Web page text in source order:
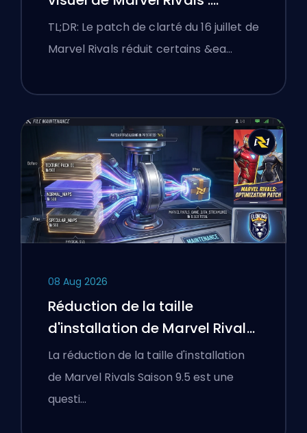
Meilleurs réglages compétitifs
après le patch du 16 juillet
TL;DR: Le patch de clarté du 16 juillet de
Marvel Rivals réduit certains &ea…
08 Aug 2026
Réduction de la taille
d'installation de Marvel Rivals
Saison 9.5 expliquée
La réduction de la taille d'installation
de Marvel Rivals Saison 9.5 est une
questi…